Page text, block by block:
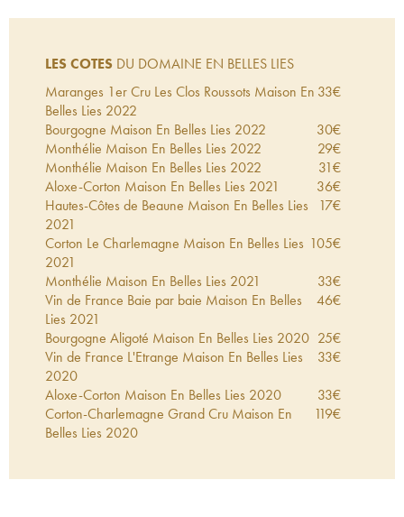
LES COTES DU DOMAINE EN BELLES LIES
Maranges 1er Cru Les Clos Roussots Maison En
Belles Lies 2022
33€
Bourgogne Maison En Belles Lies 2022 30€
Monthélie Maison En Belles Lies 2022 29€
Monthélie Maison En Belles Lies 2022 31€
Aloxe-Corton Maison En Belles Lies 2021 36€
Hautes-Côtes de Beaune Maison En Belles Lies
2021
17€
Corton Le Charlemagne Maison En Belles Lies
2021
105€
Monthélie Maison En Belles Lies 2021 33€
Vin de France Baie par baie Maison En Belles
Lies 2021
46€
Bourgogne Aligoté Maison En Belles Lies 2020 25€
Vin de France L'Etrange Maison En Belles Lies
2020
33€
Aloxe-Corton Maison En Belles Lies 2020 33€
Corton-Charlemagne Grand Cru Maison En
Belles Lies 2020
119€